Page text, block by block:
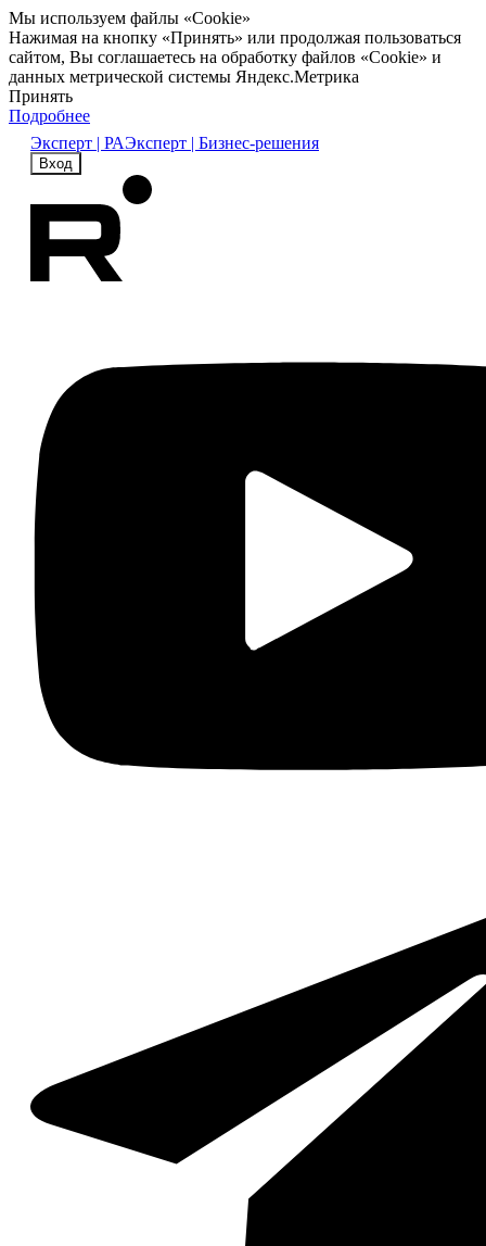
Мы используем файлы «Cookie»
Нажимая на кнопку «Принять» или продолжая пользоваться
сайтом, Вы соглашаетесь на обработку файлов «Cookie» и
данных метрической системы Яндекс.Метрика
Принять
Подробнее
Эксперт | РАЭксперт | Бизнес-решения
Вход